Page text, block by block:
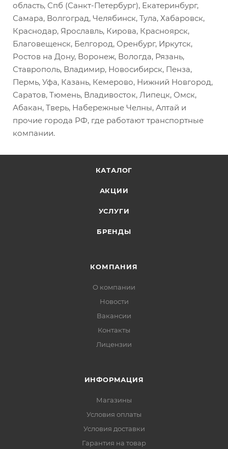
область, Спб (Санкт-Петербург), Екатеринбург,
Самара, Волгоград, Челябинск, Тула, Хабаровск,
Краснодар, Ярославль, Кирова, Красноярск,
Благовещенск, Белгород, Оренбург, Иркутск,
Ростов на Дону, Воронеж, Вологда, Рязань,
Ставрополь, Владимир, Новосибирск, Пенза,
Пермь, Уфа, Казань, Кемерово, Нижний Новгород,
Саратов, Тюмень, Владивосток, Липецк, Омск,
Абакан, Тверь, Набережные Челны, Алтай и
прочие города РФ, где работают транспортные
компании.
КАТАЛОГ
АКЦИИ
УСЛУГИ
БРЕНДЫ
КОМПАНИЯ
О компании
Новости
Вакансии
Контакты
Лицензии
ИНФОРМАЦИЯ
Магазины
Условия оплаты
Условия доставки
Гарантия на товар